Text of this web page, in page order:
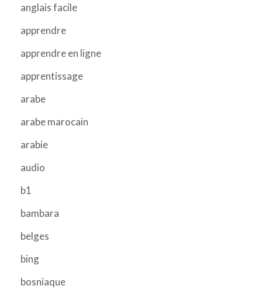
anglais facile
apprendre
apprendre en ligne
apprentissage
arabe
arabe marocain
arabie
audio
b1
bambara
belges
bing
bosniaque